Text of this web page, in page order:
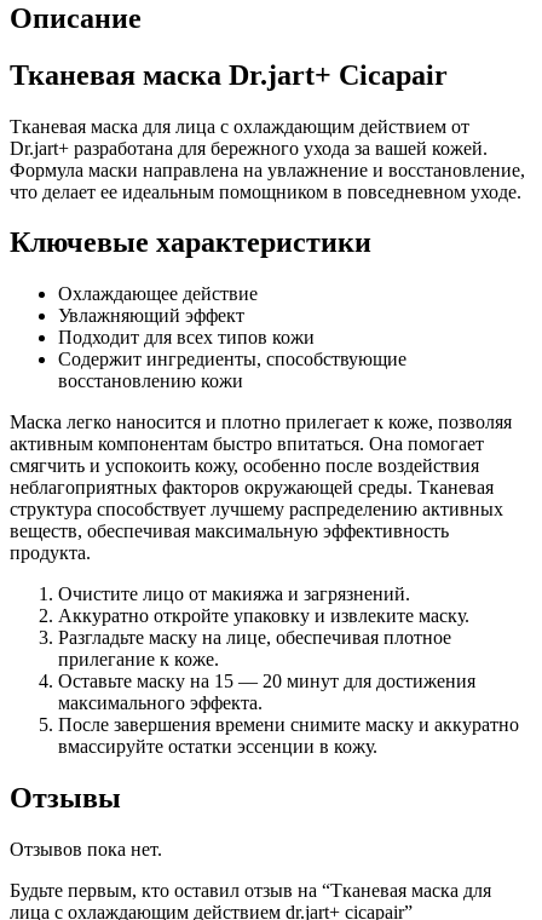
Описание
Тканевая маска Dr.jart+ Cicapair
Тканевая маска для лица с охлаждающим действием от
Dr.jart+ разработана для бережного ухода за вашей кожей.
Формула маски направлена на увлажнение и восстановление,
что делает ее идеальным помощником в повседневном уходе.
Ключевые характеристики
Охлаждающее действие
Увлажняющий эффект
Подходит для всех типов кожи
Содержит ингредиенты, способствующие
восстановлению кожи
Маска легко наносится и плотно прилегает к коже, позволяя
активным компонентам быстро впитаться. Она помогает
смягчить и успокоить кожу, особенно после воздействия
неблагоприятных факторов окружающей среды. Тканевая
структура способствует лучшему распределению активных
веществ, обеспечивая максимальную эффективность
продукта.
Очистите лицо от макияжа и загрязнений.
Аккуратно откройте упаковку и извлеките маску.
Разгладьте маску на лице, обеспечивая плотное
прилегание к коже.
Оставьте маску на 15 — 20 минут для достижения
максимального эффекта.
После завершения времени снимите маску и аккуратно
вмассируйте остатки эссенции в кожу.
Отзывы
Отзывов пока нет.
Будьте первым, кто оставил отзыв на “Тканевая маска для
лица с охлаждающим действием dr.jart+ cicapair”